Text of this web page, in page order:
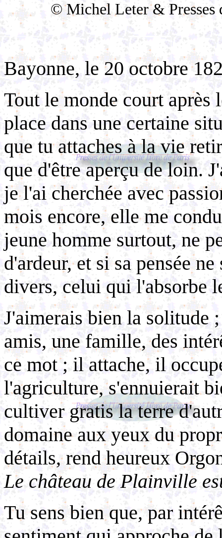
© Michel Leter & Presses
Bayonne, le 20 octobre
Tout le monde court après
place dans une certaine
que tu attaches à la vie
que d'être aperçu de loin.
je l'ai cherchée avec
mois encore, elle me
jeune homme surtout, ne
d'ardeur, et si sa pensée
divers, celui qui l'absorbe
J'aimerais bien la solitude
amis, une famille, des
ce mot ; il attache, il
l'agriculture, s'ennuierait
cultiver gratis la terre
domaine aux yeux du
détails, rend heureux
Le château de Plainville
Tu sens bien que, par